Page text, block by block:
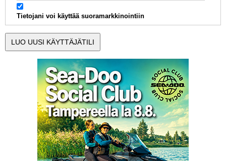
Tietojani voi käyttää suoramarkkinointiin